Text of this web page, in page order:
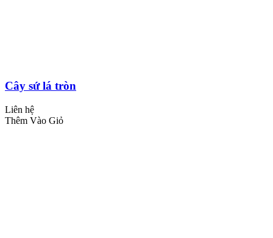
Cây sứ lá tròn
Liên hệ
Thêm Vào Giỏ